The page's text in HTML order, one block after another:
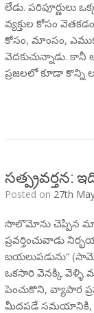
లేడు. పరిపూర్ణులు
వ్యక్తుల కోసం
కోసం, మాంసం,
వెదకుచున్నాడు.
ప్రజలలో కూడా కొన్ని
సత్ప్రవర్తన:
Posted on 27th
సొలొమోను చెప్పిన
ప్రవర్తించువాడు
బయలుపడును”
ఒకసారి వెనక్కి వెళ్ళి
పెంచుకొని, వ్యాపార
మీదపడే సమయానికి,